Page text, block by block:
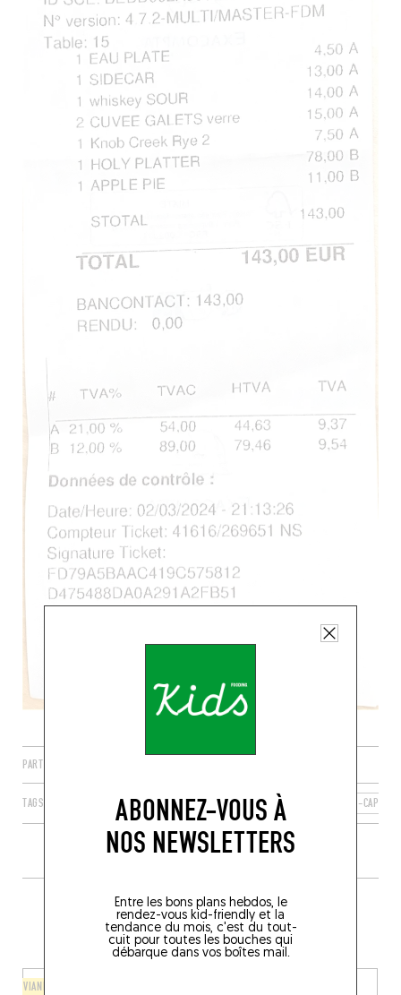
ABONNEZ-VOUS À
NOS NEWSLETTERS
Entre les bons plans hebdos, le
rendez-vous kid-friendly et la
tendance du mois, c'est du tout-
cuit pour toutes les bouches qui
débarque dans vos boîtes mail.
PARTAGER
TAGS BRUXELLES SAINT-GILLES RÉGION DE BRUXELLES-
PLUS DE TABLES DE GENRE À
PROXIMITÉ
VIANDES / GRILLADES